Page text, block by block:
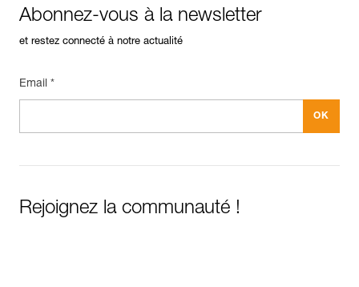
Abonnez-vous à la newsletter
et restez connecté à notre actualité
Email *
Rejoignez la communauté !